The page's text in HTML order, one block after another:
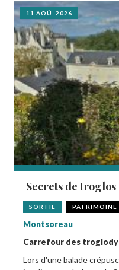
11 AOÛ. 2026
Secrets de
SORTIE
Montsoreau
Carrefour des
Lors d'une balade